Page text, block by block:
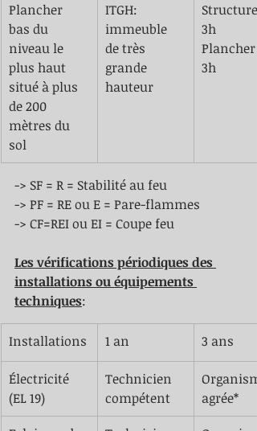
Plancher
bas du
niveau le
plus haut
situé à plus
de 200
mètres du
sol
​ITGH:
immeuble
de très
grande
hauteur
Structure
3h
Plancher
3h
-> SF = R = Stabilité au feu
-> PF = RE ou E = Pare-flammes
-> CF=REI ou EI = Coupe feu
Les vérifications périodiques des
installations ou équipements
techniques:
​Installations 1 an 3 ans
Électricité
(EL 19)
​Technicien
compétent
agrée*